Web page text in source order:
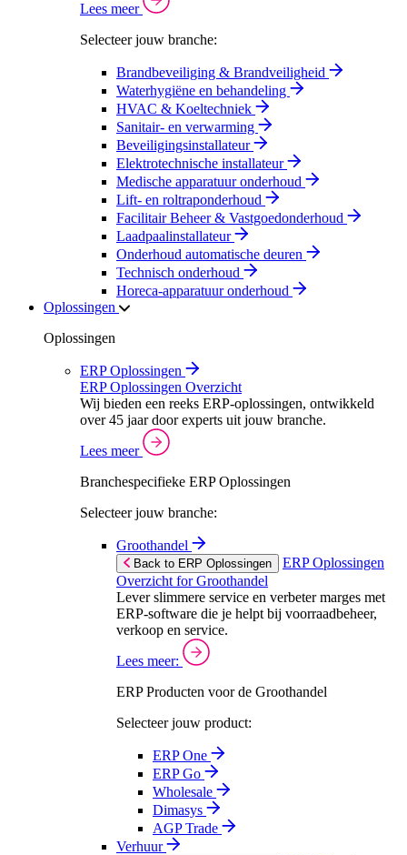
Lees meer
Selecteer jouw branche:
Brandbeveiliging & Brandveiligheid
Waterhygiëne en behandeling
HVAC & Koeltechniek
Sanitair- en verwarming
Beveiligingsinstallateur
Elektrotechnische installateur
Medische apparatuur onderhoud
Lift- en roltraponderhoud
Facilitair Beheer & Vastgoedonderhoud
Laadpaalinstallateur
Onderhoud automatische deuren
Technisch onderhoud
Horeca-apparatuur onderhoud
Oplossingen
Oplossingen
ERP Oplossingen
ERP Oplossingen Overzicht
Wij bieden een reeks ERP-oplossingen, ontwikkeld
over 45 jaar door experts uit jouw branche.
Lees meer
Branchespecifieke ERP Oplossingen
Selecteer jouw branche:
Groothandel
Back to ERP Oplossingen
ERP Oplossingen
Overzicht for Groothandel
Lever slimmere service en verbeter marges met
ERP-software die je helpt bij voorraadbeheer,
verkoop en service.
Lees meer:
ERP Producten voor de Groothandel
Selecteer jouw product:
ERP One
ERP Go
Wholesale
Dimasys
AGP Trade
Verhuur